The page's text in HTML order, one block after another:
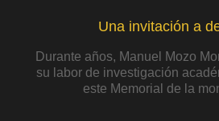
Una invitación a
Durante años, Manuel Mozo
su labor de investigación
este Memorial de la